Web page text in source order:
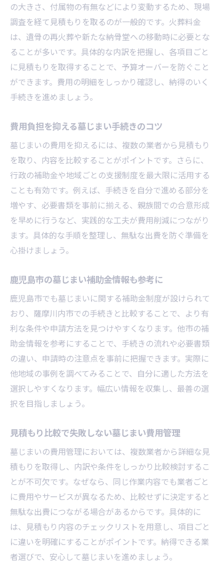
の大きさ、付属物の有無などにより変動するため、現場
調査を経て見積もりを取るのが一般的です。火葬料金
は、遺骨の再火葬や新たな納骨堂への移動時に必要とな
ることが多いです。具体的な内訳を把握し、各項目ごと
に見積もりを取得することで、予算オーバーを防ぐこと
ができます。費用の明細をしっかり確認し、納得のいく
手続きを進めましょう。
費用負担を抑える墓じまい手続きのコツ
墓じまいの費用を抑えるには、複数の業者から見積もり
を取り、内容を比較することがポイントです。さらに、
行政の補助金や地域ごとの支援制度を最大限に活用する
ことも有効です。例えば、手続きを自分で進める部分を
増やす、必要書類を事前に揃える、親族間での合意形成
を早めに行うなど、実践的な工夫が費用削減につながり
ます。具体的な手順を整理し、無駄な出費を防ぐ準備を
心掛けましょう。
鹿児島市の墓じまい補助金情報も参考に
鹿児島市でも墓じまいに関する補助金制度が設けられて
おり、薩摩川内市での手続きと比較することで、より有
利な条件や申請方法を見つけやすくなります。他市の補
助金情報を参考にすることで、手続きの流れや必要書類
の違い、申請時の注意点を事前に把握できます。実際に
他地域の事例を調べてみることで、自分に適した方法を
選択しやすくなります。幅広い情報を収集し、最善の選
択を目指しましょう。
見積もり比較で失敗しない墓じまい費用管理
墓じまいの費用管理においては、複数業者から詳細な見
積もりを取得し、内訳や条件をしっかり比較検討するこ
とが不可欠です。なぜなら、同じ作業内容でも業者ごと
に費用やサービスが異なるため、比較せずに決定すると
無駄な出費につながる場合があるからです。具体的に
は、見積もり内容のチェックリストを用意し、項目ごと
に違いを明確にすることがポイントです。納得できる業
者選びで、安心して墓じまいを進めましょう。